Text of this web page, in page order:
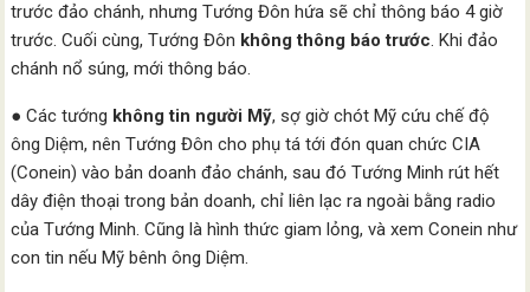
trước đảo chánh, nhưng Tướng Đôn hứa sẽ chỉ thông báo 4 giờ
trước. Cuối cùng, Tướng Đôn không thông báo trước. Khi đảo
chánh nổ súng, mới thông báo.
● Các tướng không tin người Mỹ, sợ giờ chót Mỹ cứu chế độ
ông Diệm, nên Tướng Đôn cho phụ tá tới đón quan chức CIA
(Conein) vào bản doanh đảo chánh, sau đó Tướng Minh rút hết
dây điện thoại trong bản doanh, chỉ liên lạc ra ngoài bằng radio
của Tướng Minh. Cũng là hình thức giam lỏng, và xem Conein như
con tin nếu Mỹ bênh ông Diệm.